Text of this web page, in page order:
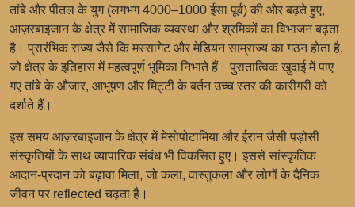
तांबे और पीतल के युग (लगभग 4000–1000 ईसा पूर्व) की ओर बढ़ते हुए,
आज़रबाइजान के क्षेत्र में सामाजिक व्यवस्था और श्रमिकों का विभाजन बढ़ता
है। प्रारंभिक राज्य जैसे कि मस्सागेट और मेडियन साम्राज्य का गठन होता है,
जो क्षेत्र के इतिहास में महत्वपूर्ण भूमिका निभाते हैं। पुरातात्विक खुदाई में पाए
गए तांबे के औजार, आभूषण और मिट्टी के बर्तन उच्च स्तर की कारीगरी को
दर्शाते हैं।
इस समय आज़रबाइजान के क्षेत्र में मेसोपोटामिया और ईरान जैसी पड़ोसी
संस्कृतियों के साथ व्यापारिक संबंध भी विकसित हुए। इससे सांस्कृतिक
आदान-प्रदान को बढ़ावा मिला, जो कला, वास्तुकला और लोगों के दैनिक
जीवन पर reflected चढ़ता है।